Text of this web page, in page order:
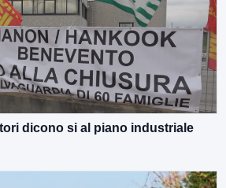
dicono si al piano industriale